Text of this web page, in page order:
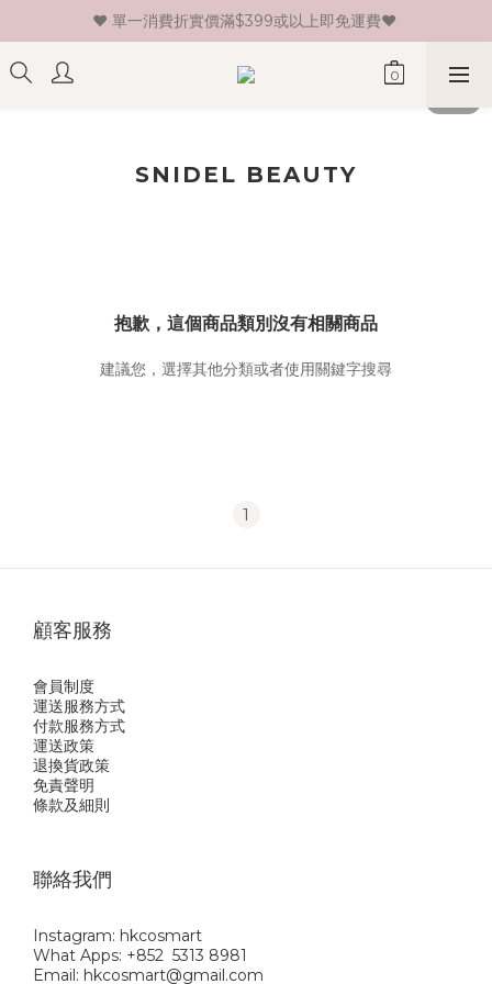
♥ 新會員登記即送HK$30 現金卷♥
♥ 單一消費折實價滿$399或以上即免運費♥
♥ 新會員登記即送HK$30 現金卷♥
SNIDEL BEAUTY
抱歉，這個商品類別沒有相關商品
建議您，選擇其他分類或者使用關鍵字搜尋
1
顧客服務
會員制度
運送服務方式
付款服務方式
運送政策
退換貨政策
免責聲明
條款及細則
聯絡我們
Instagram: hkcosmart
What Apps: +852 5313 8981
Email: hkcosmart@gmail.com